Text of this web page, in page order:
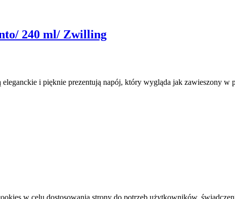
240 ml/ Zwilling
i pięknie prezentują napój, który wygląda jak zawieszony w
w celu dostosowania strony do potrzeb użytkowników,